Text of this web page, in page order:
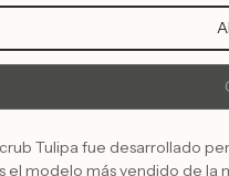
Tulipa fue desarrollado
el modelo más vendido de la